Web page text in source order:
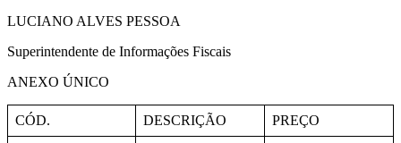
LUCIANO ALVES PESSOA
Superintendente de Informações Fiscais
ANEXO ÚNICO
CÓD. DESCRIÇÃO PREÇO